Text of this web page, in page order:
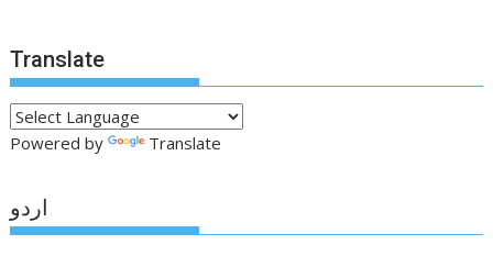
Translate
Powered by Translate
اردو